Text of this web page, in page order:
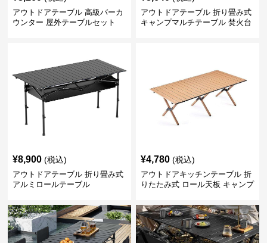
アウトドアテーブル 高級バーカ
ウンター 屋外テーブルセット
アウトドアテーブル 折り畳み式
キャンプマルチテーブル 焚火台
¥8,900 (税込)
アウトドアテーブル 折り畳み式
アルミロールテーブル
¥4,780 (税込)
アウトドアキッチンテーブル 折
りたたみ式 ロール天板 キャンプ